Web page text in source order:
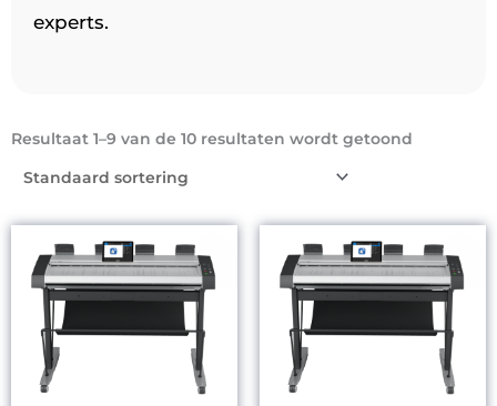
experts.
Resultaat 1–9 van de 10 resultaten wordt getoond